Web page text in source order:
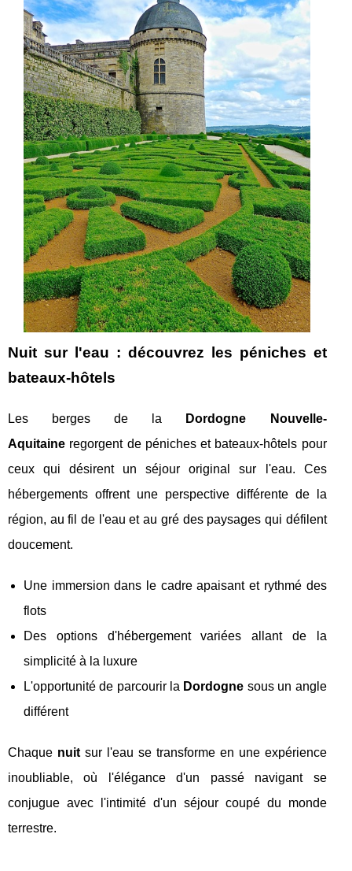
Nuit sur l'eau : découvrez les péniches et
bateaux-hôtels
Les berges de la
Dordogne Nouvelle-
Aquitaine regorgent de péniches et bateaux-hôtels pour
ceux qui désirent un séjour original sur l'eau. Ces
hébergements offrent une perspective différente de la
région, au fil de l'eau et au gré des paysages qui défilent
doucement.
Une immersion dans le cadre apaisant et rythmé des
flots
Des options d'hébergement variées allant de la
simplicité à la luxure
L'opportunité de parcourir la Dordogne sous un angle
différent
Chaque nuitsur l'eau se transforme en une expérience
inoubliable, où l'élégance d'un passé navigant se
conjugue avec l'intimité d'un séjour coupé du monde
terrestre.